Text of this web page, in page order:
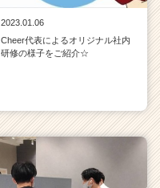
2023.01.06
Cheer代表によるオリジナル社内
研修の様子をご紹介☆